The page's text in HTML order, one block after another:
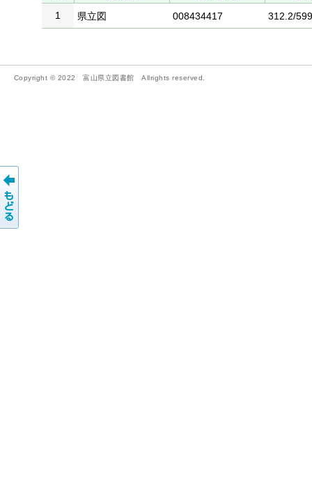
1
県立図 008434417 312.2/
Copyright © 2022 富山県立図書館 Allrights reserved.